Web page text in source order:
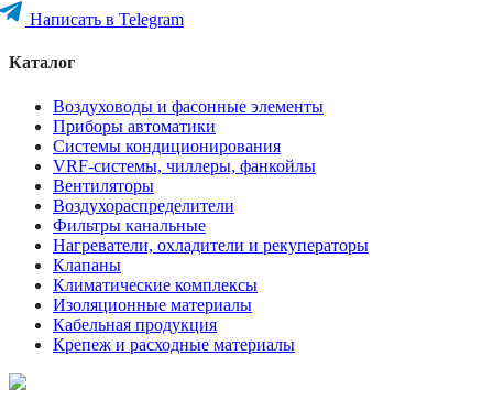
Написать в Telegram
Каталог
Воздуховоды и фасонные элементы
Приборы автоматики
Системы кондиционирования
VRF-системы, чиллеры, фанкойлы
Вентиляторы
Воздухораспределители
Фильтры канальные
Нагреватели, охладители и рекуператоры
Клапаны
Климатические комплексы
Изоляционные материалы
Кабельная продукция
Крепеж и расходные материалы